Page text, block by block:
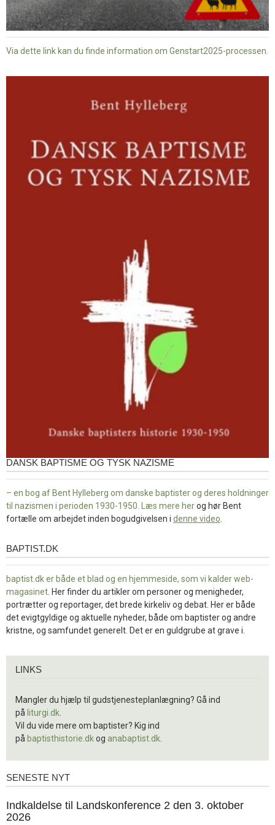
Via dette link kan du finde information om Genstart2025-processen.
DANSK BAPTISME OG TYSK NAZISME
– en bog af Bent Hylleberg om danske baptister og deres holdninger
til nazismen i perioden 1930-1950. Læs mere herog hør Bent
fortælle om arbejdet inden bogudgivelsen i denne video
baptist.dk
BAPTIST.DK
baptist.dk er både et blad og en hjemmeside, som vi kalder web-
magasinet . Her finder du artikler om personer og menigheder,
portrætter og reportager, det brede kirkeliv og debat. Her er både
det evigtgyldige og aktuelle nyheder, både om baptister og andre
kristne, og samfundet generelt. Det er en guldgrube at grave i.
LINKS
Mangler du hjælp til gudstjenesteplanlægning? Gå ind
på liturgi.dk
Vil du vide mere om baptister? Kig ind
på baptisthistorie.dkog anabaptist.dk
Seneste
SENESTE NYT
1.
jul.
Indkaldelse til Landskonference 2 den 3. oktober
2026